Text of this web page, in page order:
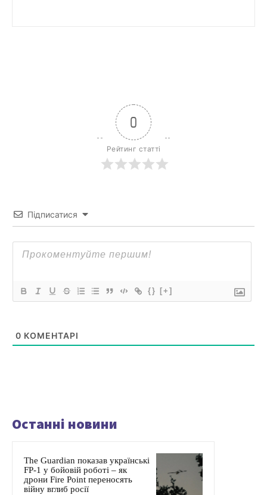
0
Рейтинг статті
Підписатися
{} [+]
0 КОМЕНТАРІ
Останні новини
The Guardian показав українські
FP-1 у бойовій роботі – як
дрони Fire Point переносять
війну вглиб росії